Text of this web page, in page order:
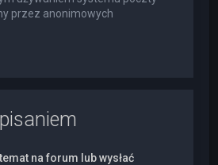
przez anonimowych
na forum lub wysłać